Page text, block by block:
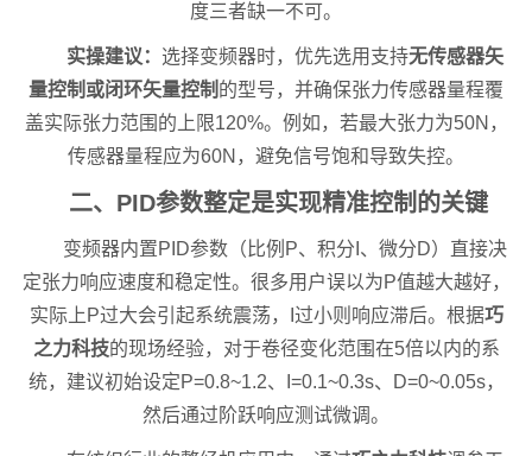
度三者缺一不可。
实操建议： 选择变频器时，优先选用支持无传感器矢
量控制或闭环矢量控制 的型号，并确保张力传感器量程覆
盖实际张力范围的上限120%。例如，若最大张力为50N，
传感器量程应为60N，避免信号饱和导致失控。
二、PID参数整定是实现精准控制的关键
变频器内置PID参数（比例P、积分I、微分D）直接决
定张力响应速度和稳定性。很多用户误以为P值越大越好，
实际上P过大会引起系统震荡，I过小则响应滞后。根据巧
之力科技的现场经验，对于卷径变化范围在5倍以内的系
统，建议初始设定P=0.8~1.2、I=0.1~0.3s、D=0~0.05s，
然后通过阶跃响应测试微调。